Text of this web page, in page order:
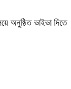
অনুষ্ঠিত ভাইভা দিতে